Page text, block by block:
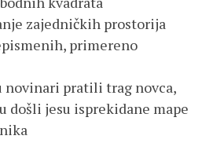
zajedničkih prostorija
primereno
novinari pratili trag novca,
došli jesu isprekidane mape